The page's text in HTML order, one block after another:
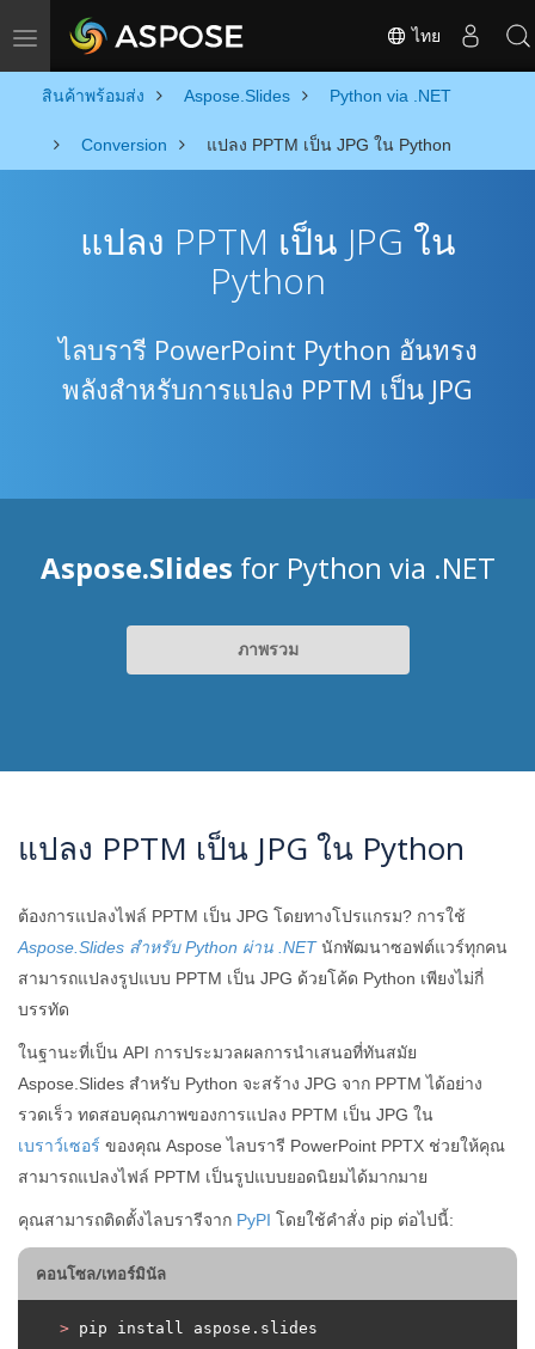
Toggle navigation ไทย
สินค้าพร้อมส่ง Aspose.Slides Python via .NET
Conversion แปลง PPTM เป็น JPG ใน Python
แปลง PPTM เป็น JPG ใน
Python
ไลบรารี PowerPoint Python อันทรง
พลังสำหรับการแปลง PPTM เป็น JPG
Aspose.Slides for Python via .NET
ภาพรวม
แปลง PPTM เป็น JPG ใน Python
ต้องการแปลงไฟล์ PPTM เป็น JPG โดยทางโปรแกรม? การใช้
Aspose.Slides สำหรับ Python ผ่าน .NETนักพัฒนาซอฟต์แวร์ทุกคน
สามารถแปลงรูปแบบ PPTM เป็น JPG ด้วยโค้ด Python เพียงไม่กี่
บรรทัด
ในฐานะที่เป็น API การประมวลผลการนำเสนอที่ทันสมัย ​​
Aspose.Slides สำหรับ Python จะสร้าง JPG จาก PPTM ได้อย่าง
รวดเร็ว ทดสอบคุณภาพของการแปลง PPTM เป็น JPG ใน
เบราว์เซอร์ ของคุณ Aspose ไลบรารี PowerPoint PPTX ช่วยให้คุณ
สามารถแปลงไฟล์ PPTM เป็นรูปแบบยอดนิยมได้มากมาย
คุณสามารถติดตั้งไลบรารีจาก PyPI โดยใช้คำสั่ง pip ต่อไปนี้:
คอนโซล/เทอร์มินัล
> pip install aspose.slides